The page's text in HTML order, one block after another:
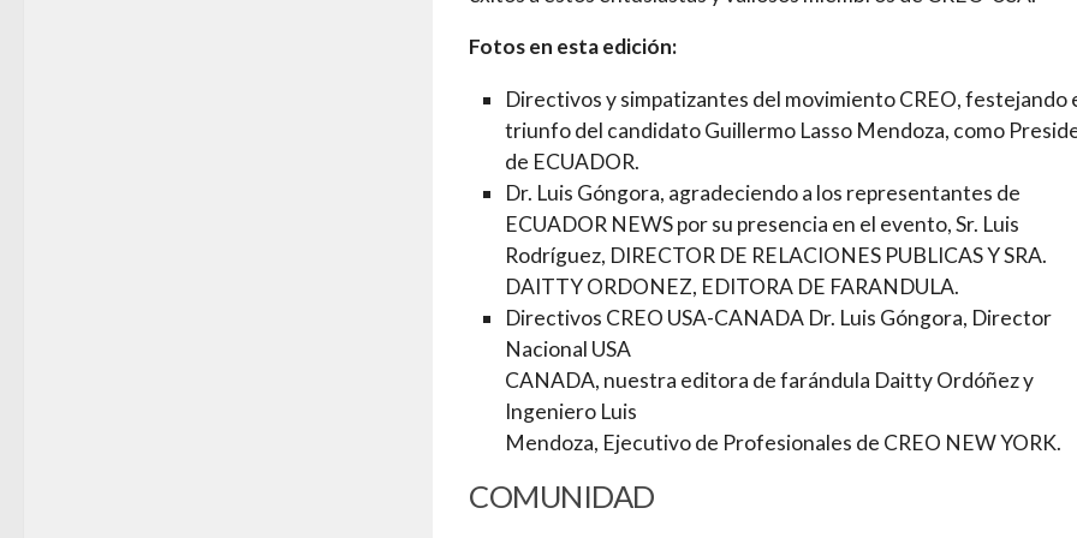
Fotos en esta edición:
Directivos y simpatizantes del movimiento CREO, festejando
triunfo del candidato Guillermo Lasso Mendoza, como
de ECUADOR.
Dr. Luis Góngora, agradeciendo a los representantes de
ECUADOR NEWS por su presencia en el evento, Sr. Luis
Rodríguez, DIRECTOR DE RELACIONES PUBLICAS Y SRA.
DAITTY ORDONEZ, EDITORA DE FARANDULA.
Directivos CREO USA-CANADA Dr. Luis Góngora, Director
Nacional USA
CANADA, nuestra editora de farándula Daitty Ordóñez y
Ingeniero Luis
Mendoza, Ejecutivo de Profesionales de CREO NEW YORK.
COMUNIDAD